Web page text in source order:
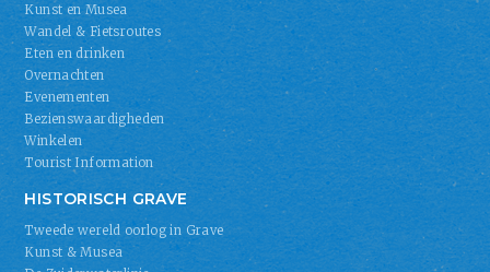
Kunst en Musea
Wandel & Fietsroutes
Eten en drinken
Overnachten
Evenementen
Bezienswaardigheden
Winkelen
Tourist Information
HISTORISCH GRAVE
Tweede wereld oorlog in Grave
Kunst & Musea